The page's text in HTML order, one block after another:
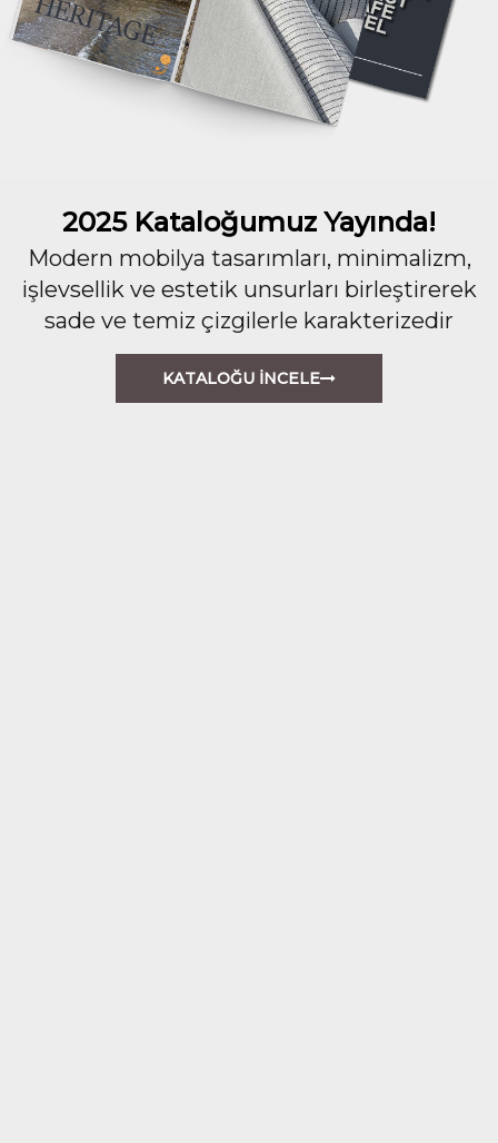
2025 Kataloğumuz Yayında!
Modern mobilya tasarımları, minimalizm,
işlevsellik ve estetik unsurları birleştirerek
sade ve temiz çizgilerle karakterizedir
KATALOĞU İNCELE